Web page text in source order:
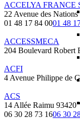
ACCELYA FRANCE
22 Avenue des
01 48 17 84 0001 48
ACCESSMECA
204 Boulevard
ACFI
4 Avenue Philippe de
ACS
14 Allée Raimu
06 30 28 73 1606 30